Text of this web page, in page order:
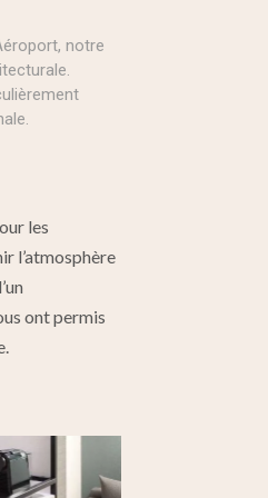
notre
les
l’atmosphère
ont permis